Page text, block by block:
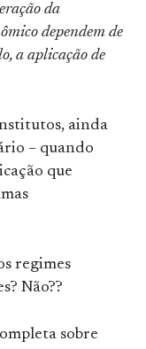
da
dependem de
a aplicação de
ainda
– quando
que
regimes
Não??
sobre